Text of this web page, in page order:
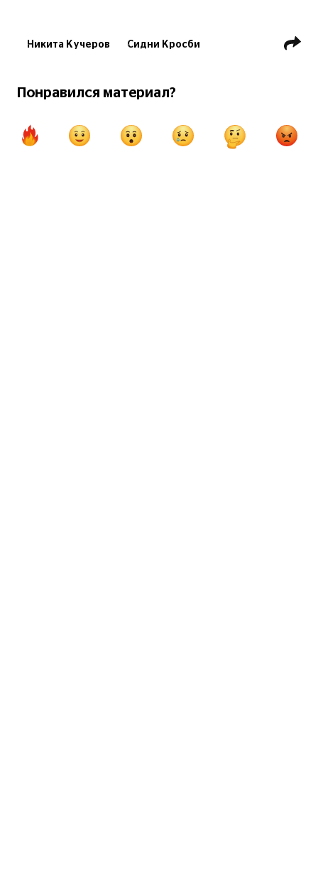
Никита Кучеров Сидни Кросби
Понравился материал?